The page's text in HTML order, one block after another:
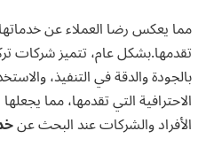
مما يعكس رضا العملاء عن خدماتها
تقدمها.بشكل عام، تتميز شركات
بالجودة والدقة في التنفيذ،
الاحترافية التي تقدمها، مما
الأفراد والشركات عند البحث عن